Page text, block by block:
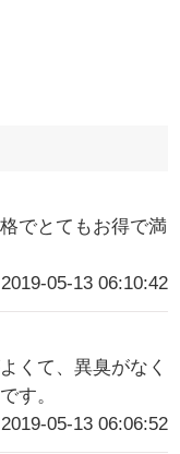
でとてもお得で満
2019-05-13 06:10:42
くて、異臭がなく
す。
2019-05-13 06:06:52